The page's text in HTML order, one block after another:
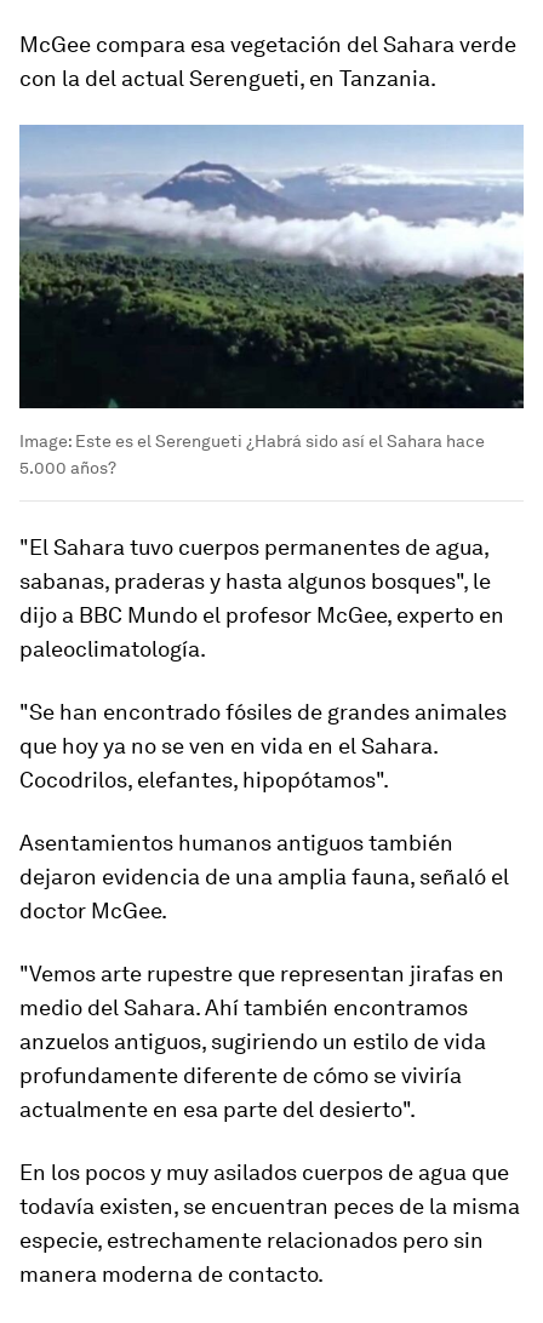
McGee compara esa vegetación del Sahara verde
con la del actual Serengueti, en Tanzania.
Image: Este es el Serengueti ¿Habrá sido así el Sahara hace
5.000 años?
"El Sahara tuvo cuerpos permanentes de agua,
sabanas, praderas y hasta algunos bosques", le
dijo a BBC Mundo el profesor McGee, experto en
paleoclimatología.
"Se han encontrado fósiles de grandes animales
que hoy ya no se ven en vida en el Sahara.
Cocodrilos, elefantes, hipopótamos".
Asentamientos humanos antiguos también
dejaron evidencia de una amplia fauna, señaló el
doctor McGee.
"Vemos arte rupestre que representan jirafas en
medio del Sahara. Ahí también encontramos
anzuelos antiguos, sugiriendo un estilo de vida
profundamente diferente de cómo se viviría
actualmente en esa parte del desierto".
En los pocos y muy asilados cuerpos de agua que
todavía existen, se encuentran peces de la misma
especie, estrechamente relacionados pero sin
manera moderna de contacto.